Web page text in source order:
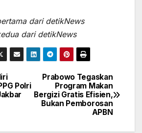
dari detikNews
dari detikNews
Prabowo Tegaskan
Program Makan
Bergizi Gratis Efisien,
Bukan Pemborosan
APBN
Polri